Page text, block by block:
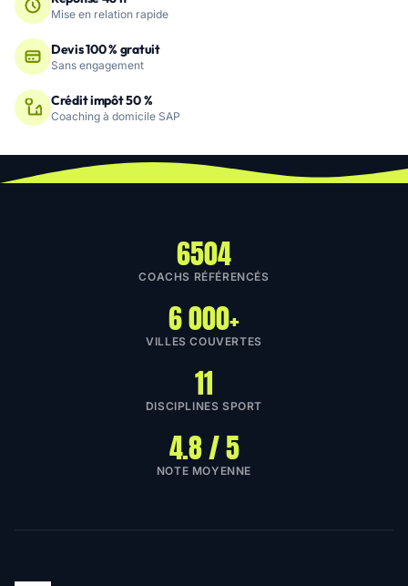
Mise en relation rapide
Devis 100 % gratuit
Sans engagement
Crédit impôt 50 %
Coaching à domicile SAP
6504
COACHS RÉFÉRENCÉS
6 000+
VILLES COUVERTES
11
DISCIPLINES SPORT
4.8 / 5
NOTE MOYENNE